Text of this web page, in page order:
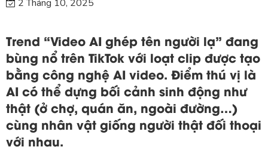
2 Tháng 10, 2025
Trend “Video AI ghép tên người lạ” đang
bùng nổ trên TikTok với loạt clip được tạo
bằng công nghệ AI video. Điểm thú vị là
AI có thể dựng bối cảnh sinh động như
thật (ở chợ, quán ăn, ngoài đường…)
cùng nhân vật giống người thật đối thoại
với nhau.